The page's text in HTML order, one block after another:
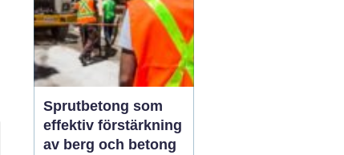
Sprutbetong som
effektiv förstärkning
av berg och betong